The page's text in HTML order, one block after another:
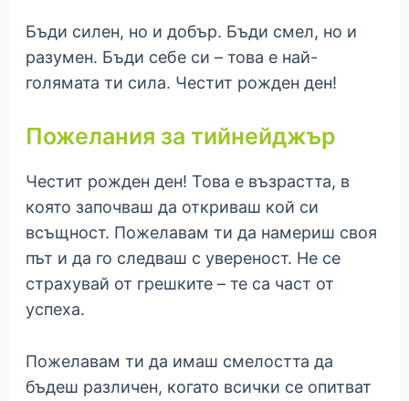
Бъди силен, но и добър. Бъди смел, но и
разумен. Бъди себе си – това е най-
голямата ти сила. Честит рожден ден!
Пожелания за тийнейджър
Честит рожден ден! Това е възрастта, в
която започваш да откриваш кой си
всъщност. Пожелавам ти да намериш своя
път и да го следваш с увереност. Не се
страхувай от грешките – те са част от
успеха.
Пожелавам ти да имаш смелостта да
бъдеш различен, когато всички се опитват